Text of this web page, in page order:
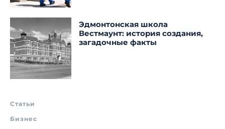
Эдмонтонская школа
Вестмаунт: история создания,
загадочные факты
Статьи
Бизнес